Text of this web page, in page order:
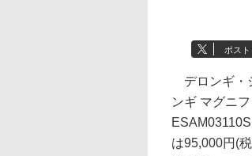
ポスト
デロンギ・
ンギ マグニ
は95,000円(